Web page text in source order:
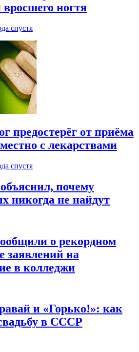
ногтя
спустя
предостерёг от приёма
с лекарствами
спустя
почему
никогда не найдут
о рекордном
заявлений на
в колледжи
и «Горько!»: как
в СССР